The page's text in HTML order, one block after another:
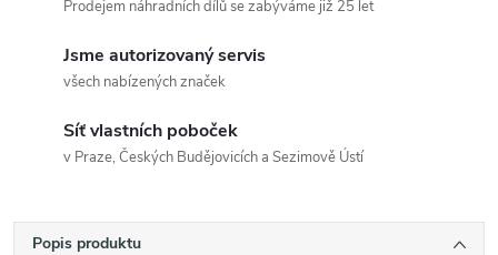
Prodejem náhradních dílů se zabýváme již 25 let
Jsme autorizovaný servis
všech nabízených značek
Síť vlastních poboček
v Praze, Českých Budějovicích a Sezimově Ústí
Popis produktu